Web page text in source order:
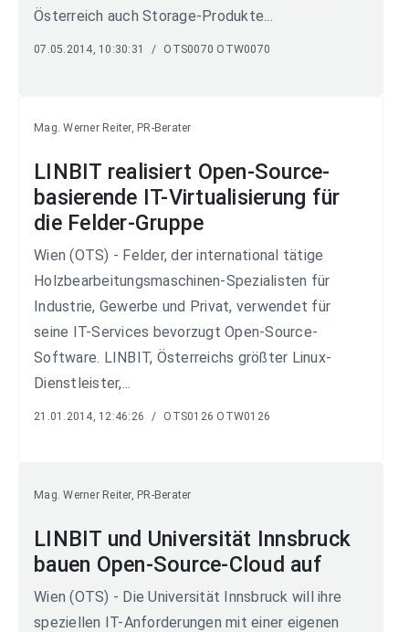
Österreich auch Storage-Produkte...
07.05.2014, 10:30:31 / OTS0070 OTW0070
Mag. Werner Reiter, PR-Berater
LINBIT realisiert Open-Source-
basierende IT-Virtualisierung für
die Felder-Gruppe
Wien (OTS) - Felder, der international tätige
Holzbearbeitungsmaschinen-Spezialisten für
Industrie, Gewerbe und Privat, verwendet für
seine IT-Services bevorzugt Open-Source-
Software. LINBIT, Österreichs größter Linux-
Dienstleister,...
21.01.2014, 12:46:26 / OTS0126 OTW0126
Mag. Werner Reiter, PR-Berater
LINBIT und Universität Innsbruck
bauen Open-Source-Cloud auf
Wien (OTS) - Die Universität Innsbruck will ihre
speziellen IT-Anforderungen mit einer eigenen